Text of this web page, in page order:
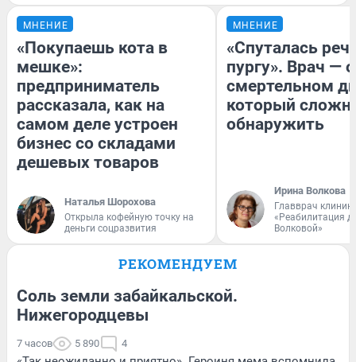
МНЕНИЕ
«Покупаешь кота в
мешке»:
предприниматель
рассказала, как на
самом деле устроен
бизнес со складами
дешевых товаров
Наталья Шорохова
Открыла кофейную точку на
деньги соцразвития
МНЕНИЕ
«Спуталась
пургу». Врач — о
смертельном
который
обнаружить
Ирина Волкова
Главврач
«Реабилитация
Волковой»
РЕКОМЕНДУЕМ
Соль земли забайкальской.
Нижегородцевы
7 часов 5 890 4